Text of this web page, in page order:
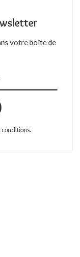
votre boîte de
conditions.